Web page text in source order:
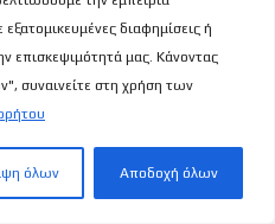
διαφημίσεις ή
επισκεψιμότητά μας. Κάνοντας
συναινείτε στη χρήση των
όλων Αποδοχή όλων
ζωντανής